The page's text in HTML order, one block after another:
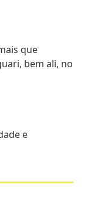
que
bem ali, no
e